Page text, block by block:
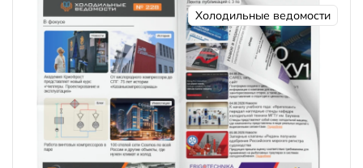
Холодильные ведомости